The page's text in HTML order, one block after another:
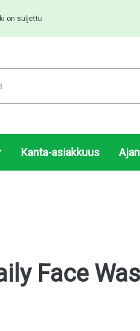
on suljettu
Kanta-asiakkuus
Face